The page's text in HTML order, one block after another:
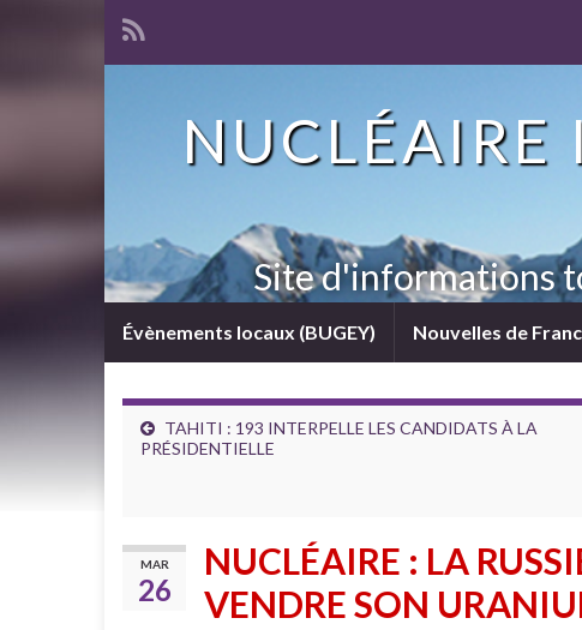
NUCLÉAIRE
Site d'informations
Évènements locaux (BUGEY) Nouvelles de
TAHITI : 193 INTERPELLE LES CANDIDATS À LA
PRÉSIDENTIELLE
MAR
26
NUCLÉAIRE : LA
VENDRE SON